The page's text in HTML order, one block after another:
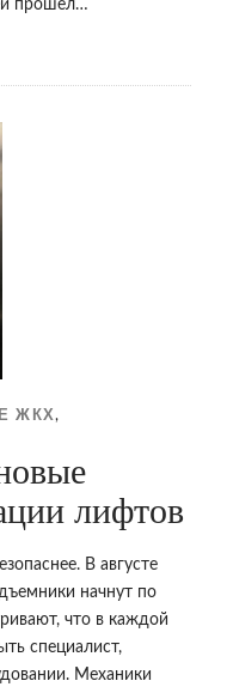
прошел…
ЖКХ,
лифтов
В августе
начнут по
что в каждой
специалист,
Механики